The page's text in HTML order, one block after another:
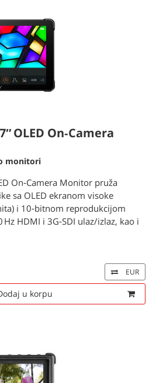
OLED On‑Camera
monitori
On‑Camera Monitor pruža
sa OLED ekranom visoke
i 10‑bitnom reprodukcijom
Hz HDMI i 3G‑SDI ulaz/izlaz, kao i
EUR
u korpu